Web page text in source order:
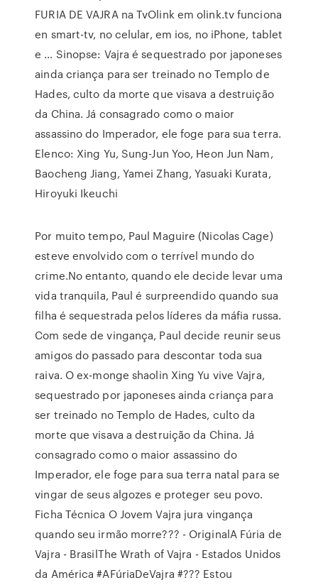
FURIA DE VAJRA na TvOlink em olink.tv funciona
en smart-tv, no celular, em ios, no iPhone, tablet
e … Sinopse: Vajra é sequestrado por japoneses
ainda criança para ser treinado no Templo de
Hades, culto da morte que visava a destruição
da China. Já consagrado como o maior
assassino do Imperador, ele foge para sua terra.
Elenco: Xing Yu, Sung-Jun Yoo, Heon Jun Nam,
Baocheng Jiang, Yamei Zhang, Yasuaki Kurata,
Hiroyuki Ikeuchi
Por muito tempo, Paul Maguire (Nicolas Cage)
esteve envolvido com o terrível mundo do
crime.No entanto, quando ele decide levar uma
vida tranquila, Paul é surpreendido quando sua
filha é sequestrada pelos líderes da máfia russa.
Com sede de vingança, Paul decide reunir seus
amigos do passado para descontar toda sua
raiva. O ex-monge shaolin Xing Yu vive Vajra,
sequestrado por japoneses ainda criança para
ser treinado no Templo de Hades, culto da
morte que visava a destruição da China. Já
consagrado como o maior assassino do
Imperador, ele foge para sua terra natal para se
vingar de seus algozes e proteger seu povo.
Ficha Técnica O Jovem Vajra jura vingança
quando seu irmão morre??? - OriginalA Fúria de
Vajra - BrasilThe Wrath of Vajra - Estados Unidos
da América #AFúriaDeVajra #??? Estou